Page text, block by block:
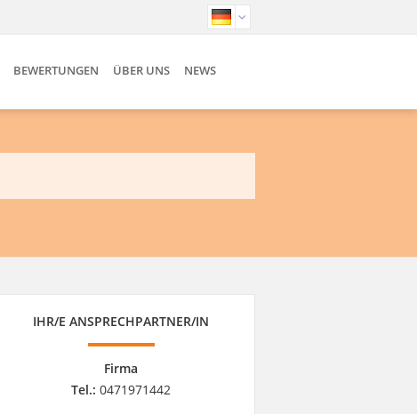
BEWERTUNGEN ÜBER UNS NEWS
IHR/E ANSPRECHPARTNER/IN
Firma
Tel.: 0471971442